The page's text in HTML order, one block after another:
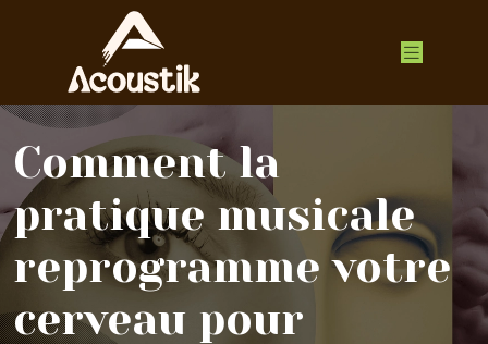
Comment la
pratique musicale
reprogramme votre
cerveau pour